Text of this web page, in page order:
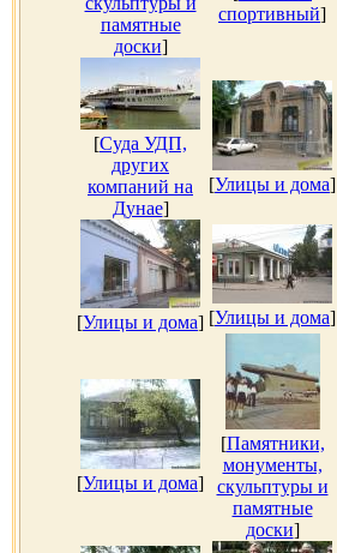
памятные
доски]
спортивный]
[Суда УДП,
других
компаний на
Дунае]
[Улицы и дома]
[Улицы и дома] [Улицы и дома]
[Улицы и дома]
[Памятники,
монументы,
скульптуры и
памятные
доски]